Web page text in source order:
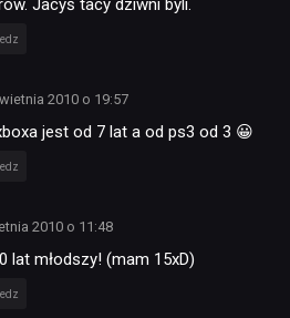
Jacyś tacy dziwni byli.
2010 o 19:57
jest od 7 lat a od ps3 od 3 😀
2010 o 11:48
lat młodszy! (mam 15xD)